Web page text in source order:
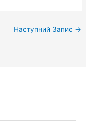
Наступний Запис →